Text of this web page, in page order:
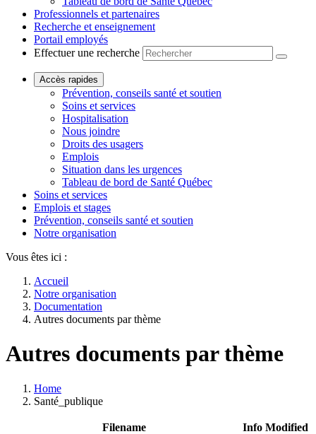
Professionnels et partenaires
Recherche et enseignement
Portail employés
Effectuer une recherche
Accès rapides
Prévention, conseils santé et soutien
Soins et services
Hospitalisation
Nous joindre
Droits des usagers
Emplois
Situation dans les urgences
Tableau de bord de Santé Québec
Soins et services
Emplois et stages
Prévention, conseils santé et soutien
Notre organisation
Vous êtes ici :
Accueil
Notre organisation
Documentation
Autres documents par thème
Autres documents par thème
Home
Santé_publique
Filename Info Modified